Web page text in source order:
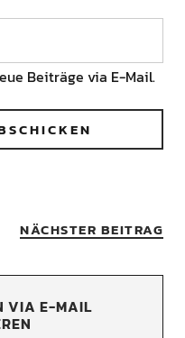
Beiträge via E-Mail.
NÄCHSTER BEITRAG
VIA E-MAIL